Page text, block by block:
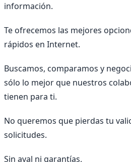
información.
Te ofrecemos las mejores
rápidos en Internet.
Buscamos, comparamos y
sólo lo mejor que nuestros
tienen para ti.
No queremos que pierdas tu
solicitudes.
Sin aval ni garantías.